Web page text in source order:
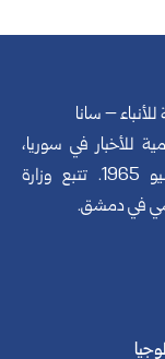
– سانا
للأخبار في سوريا،
تأسست في 24 يونيو 1965. تتبع وزارة
في دمشق.